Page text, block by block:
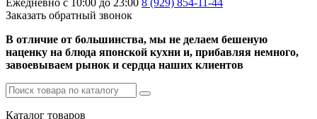
Ежедневно с 10:00 до 23:00 8 (929) 854-11-44
Заказать обратный звонок
В отличие от большинства, мы не делаем бешеную
наценку на блюда японской кухни и, прибавляя немного,
завоевываем рынок и сердца наших клиентов
Каталог товаров